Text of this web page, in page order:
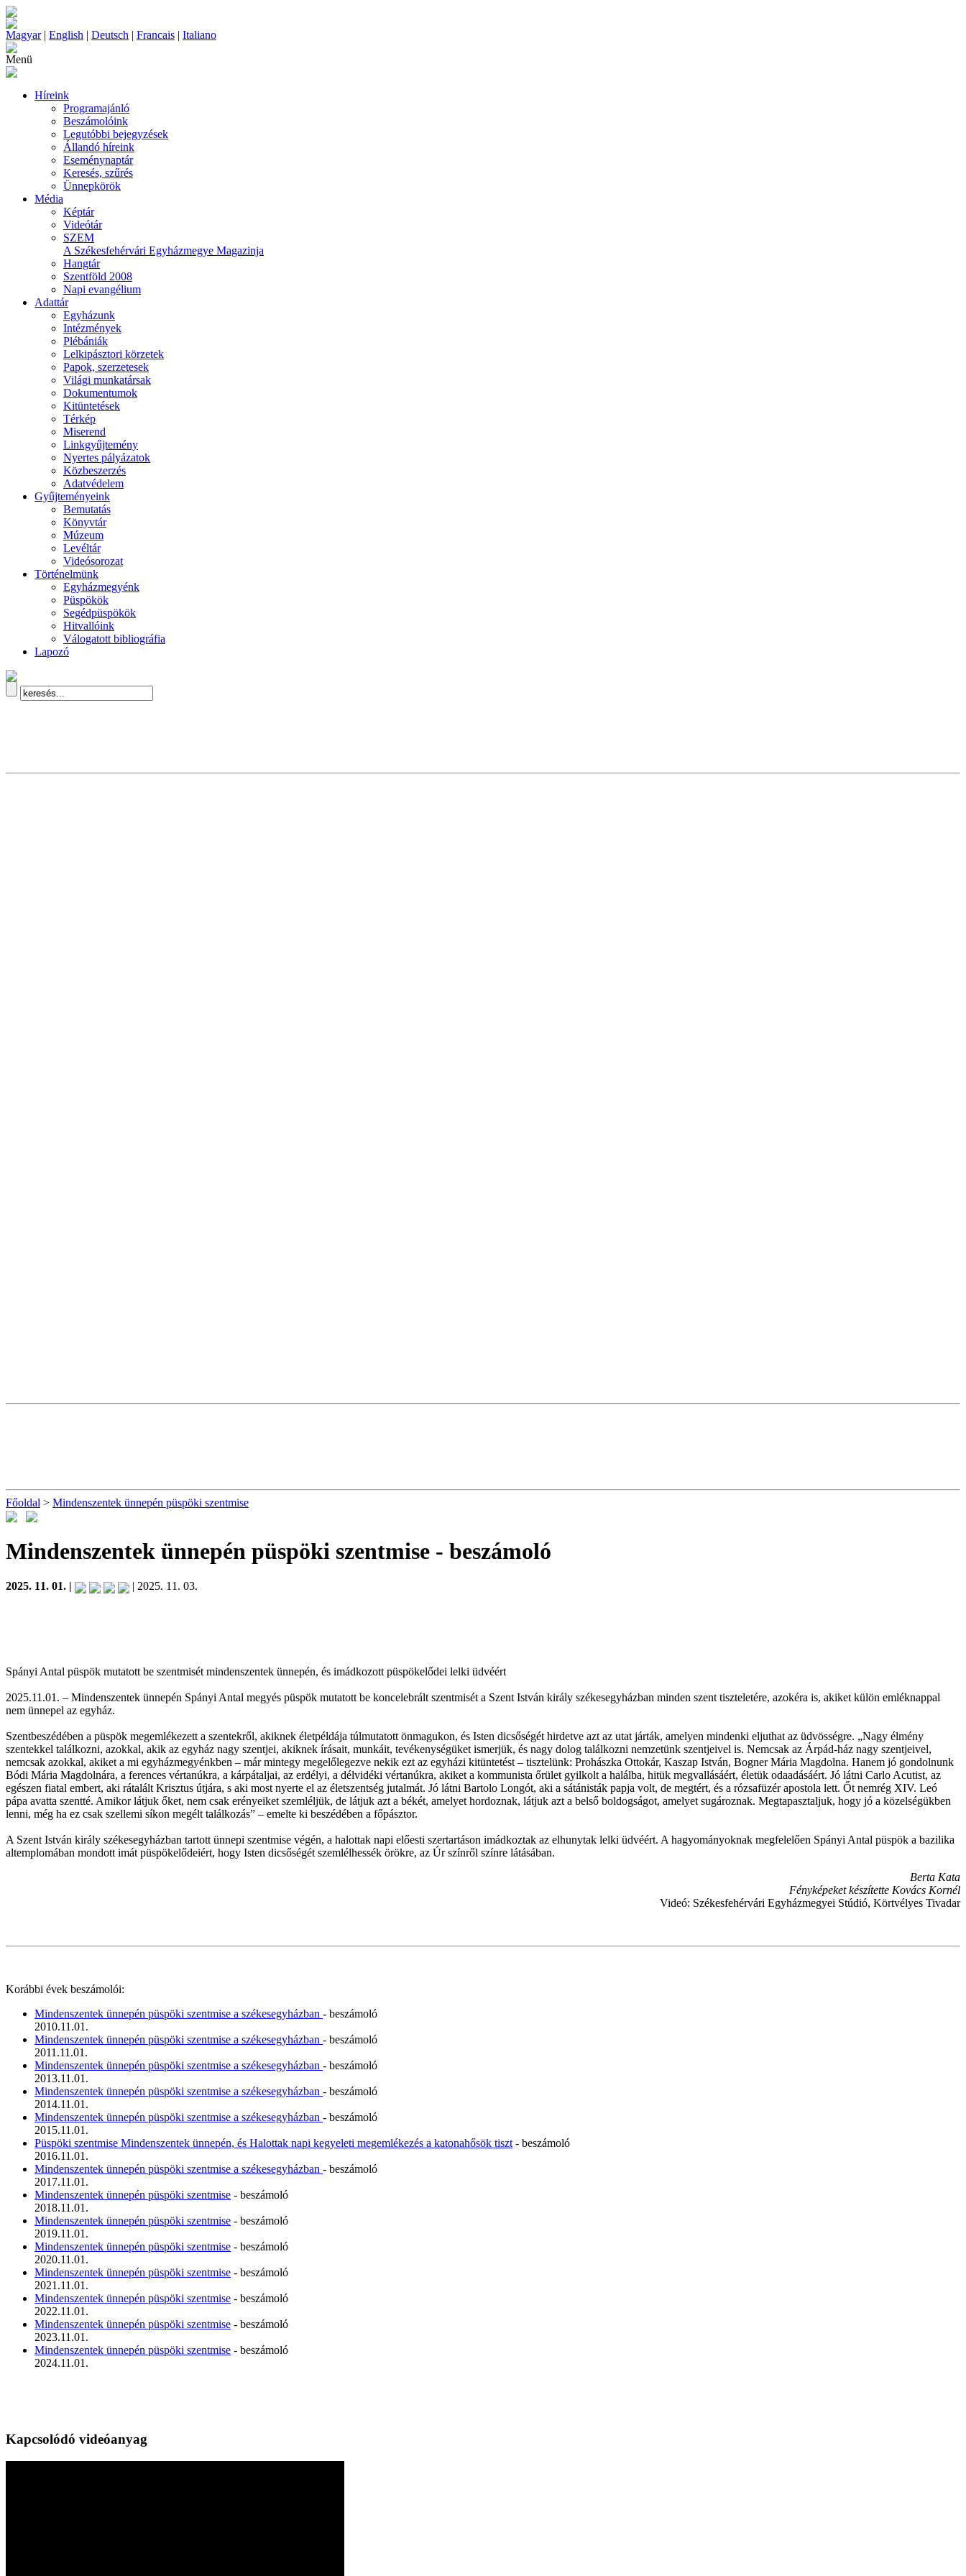
Magyar| English | Deutsch | Francais | Italiano
Menü
Híreink
Programajánló
Beszámolóink
Legutóbbi bejegyzések
Állandó híreink
Eseménynaptár
Keresés, szűrés
Ünnepkörök
Média
Képtár
Videótár
SZEM
A Székesfehérvári Egyházmegye Magazinja
Hangtár
Szentföld 2008
Napi evangélium
Adattár
Egyházunk
Intézmények
Plébániák
Lelkipásztori körzetek
Papok, szerzetesek
Világi munkatársak
Dokumentumok
Kitüntetések
Térkép
Miserend
Linkgyűjtemény
Nyertes pályázatok
Közbeszerzés
Adatvédelem
Gyűjteményeink
Bemutatás
Könyvtár
Múzeum
Levéltár
Videósorozat
Történelmünk
Egyházmegyénk
Püspökök
Segédpüspökök
Hitvallóink
Válogatott bibliográfia
Lapozó
Főoldal > Mindenszentek ünnepén püspöki szentmise
Mindenszentek ünnepén püspöki szentmise - beszámoló
2025. 11. 01. | | 2025. 11. 03.
Spányi Antal püspök mutatott be szentmisét mindenszentek ünnepén, és imádkozott püspökelődei lelki üdvéért
2025.11.01. – Mindenszentek ünnepén Spányi Antal megyés püspök mutatott be koncelebrált szentmisét a Szent István király székesegyházban minden szent tiszteletére, azokéra is, akiket külön emléknappal
nem ünnepel az egyház.
Szentbeszédében a püspök megemlékezett a szentekről, akiknek életpéldája túlmutatott önmagukon, és Isten dicsőségét hirdetve azt az utat járták, amelyen mindenki eljuthat az üdvösségre. „Nagy élmény
szentekkel találkozni, azokkal, akik az egyház nagy szentjei, akiknek írásait, munkáit, tevékenységüket ismerjük, és nagy dolog találkozni nemzetünk szentjeivel is. Nemcsak az Árpád-ház nagy szentjeivel,
nemcsak azokkal, akiket a mi egyházmegyénkben – már mintegy megelőlegezve nekik ezt az egyházi kitüntetést – tisztelünk: Prohászka Ottokár, Kaszap István, Bogner Mária Magdolna. Hanem jó gondolnunk
Bódi Mária Magdolnára, a ferences vértanúkra, a kárpátaljai, az erdélyi, a délvidéki vértanúkra, akiket a kommunista őrület gyilkolt a halálba, hitük megvallásáért, életük odaadásáért. Jó látni Carlo Acutist, az
egészen fiatal embert, aki rátalált Krisztus útjára, s aki most nyerte el az életszentség jutalmát. Jó látni Bartolo Longót, aki a sátánisták papja volt, de megtért, és a rózsafüzér apostola lett. Őt nemrég XIV. Leó
pápa avatta szentté. Amikor látjuk őket, nem csak erényeiket szemléljük, de látjuk azt a békét, amelyet hordoznak, látjuk azt a belső boldogságot, amelyet sugároznak. Megtapasztaljuk, hogy jó a közelségükben
lenni, még ha ez csak szellemi síkon megélt találkozás” – emelte ki beszédében a főpásztor.
A Szent István király székesegyházban tartott ünnepi szentmise végén, a halottak napi előesti szertartáson imádkoztak az elhunytak lelki üdvéért. A hagyományoknak megfelelően Spányi Antal püspök a bazilika
altemplomában mondott imát püspökelődeiért, hogy Isten dicsőségét szemlélhessék örökre, az Úr színről színre látásában.
Berta Kata
Fényképeket készítette Kovács Kornél
Videó: Székesfehérvári Egyházmegyei Stúdió, Körtvélyes Tivadar
Korábbi évek beszámolói:
Mindenszentek ünnepén püspöki szentmise a székesegyházban - beszámoló
2010.11.01.
Mindenszentek ünnepén püspöki szentmise a székesegyházban - beszámoló
2011.11.01.
Mindenszentek ünnepén püspöki szentmise a székesegyházban - beszámoló
2013.11.01.
Mindenszentek ünnepén püspöki szentmise a székesegyházban - beszámoló
2014.11.01.
Mindenszentek ünnepén püspöki szentmise a székesegyházban - beszámoló
2015.11.01.
Püspöki szentmise Mindenszentek ünnepén, és Halottak napi kegyeleti megemlékezés a katonahősök tiszt - beszámoló
2016.11.01.
Mindenszentek ünnepén püspöki szentmise a székesegyházban - beszámoló
2017.11.01.
Mindenszentek ünnepén püspöki szentmise - beszámoló
2018.11.01.
Mindenszentek ünnepén püspöki szentmise - beszámoló
2019.11.01.
Mindenszentek ünnepén püspöki szentmise - beszámoló
2020.11.01.
Mindenszentek ünnepén püspöki szentmise - beszámoló
2021.11.01.
Mindenszentek ünnepén püspöki szentmise - beszámoló
2022.11.01.
Mindenszentek ünnepén püspöki szentmise - beszámoló
2023.11.01.
Mindenszentek ünnepén püspöki szentmise - beszámoló
2024.11.01.
Kapcsolódó videóanyag